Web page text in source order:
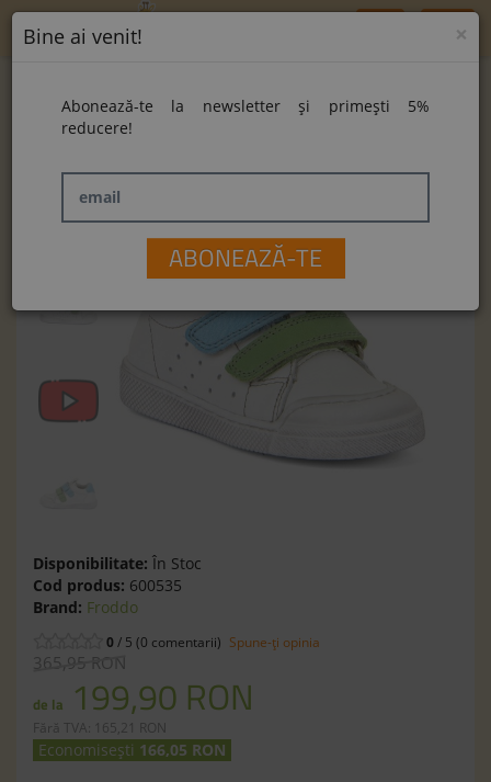
Home Pantofi Froddo Rosario G2130316-36 White
Pantofi Froddo Rosario G2130316-36 White
Disponibilitate: În Stoc
Cod produs: 600535
Brand: Froddo
0/ 5 (0 comentarii) Spune-ţi opinia
365,95 RON
de la 199,90 RON
Fără TVA: 165,21 RON
Economisești 166,05 RON
×
Bine ai venit!
Abonează-te la newsletter și primești 5%
reducere!
email
ABONEAZĂ-TE